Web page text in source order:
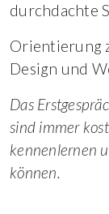
durchdachte
Orientierung
Design und
Das
sind immer
kennenlernen
können.